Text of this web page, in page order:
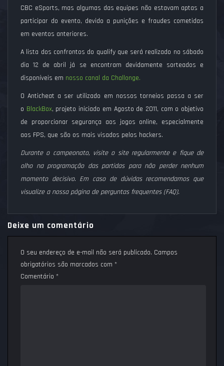
CBC eSports, mas algumas das equipes não estavam aptas a
participar do evento, devido a punições e fraudes cometidas
em eventos anteriores.
A lista dos confrontos do qualify que será realizado no sábado
dia 12 de abril já se encontram devidamente sorteados e
disponíveis em nosso canal da Challonge.
O Anticheat a ser utilizado em nossos torneios passa a ser
o BlackBox, projeto iniciado em Agosto de 2011, com o objetivo
de proporcionar segurança aos jogos online, especialmente
aos FPS, que são os mais visados pelos hackers.
Durante o campeonato, visite o site regularmente e fique de
olho na programação das partidas para não perder nenhum
momento decisivo. Em caso de dúvidas recomendamos que
visualize a nossa página de perguntas frequentes (FAQ).
Deixe um comentário
O seu endereço de e-mail não será publicado. Campos
obrigatórios são marcados com *
Comentário *